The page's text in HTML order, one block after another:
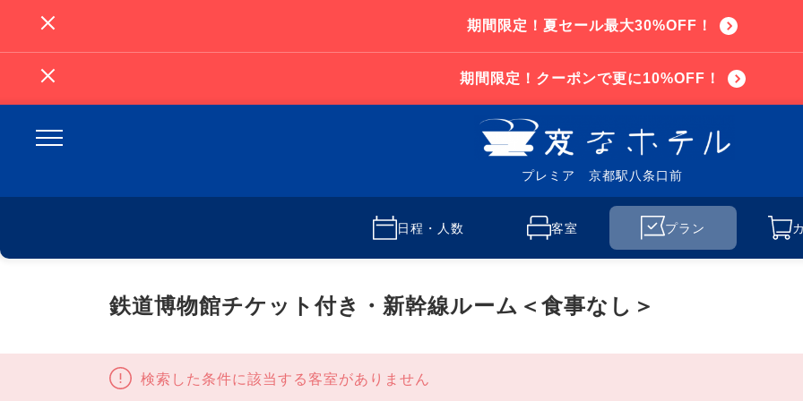
期間限定！夏セール最大30%OFF！
期間限定！クーポンで更に10%OFF！
プレミア 京都駅八条口前
日程・人数 客室 プラン
鉄道博物館チケット付き・新幹線ルーム＜食事なし＞
検索した条件に該当する客室がありません